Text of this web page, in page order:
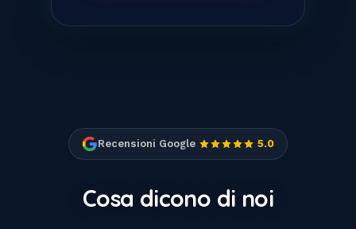
Recensioni Google 5.0
Cosa dicono di noi